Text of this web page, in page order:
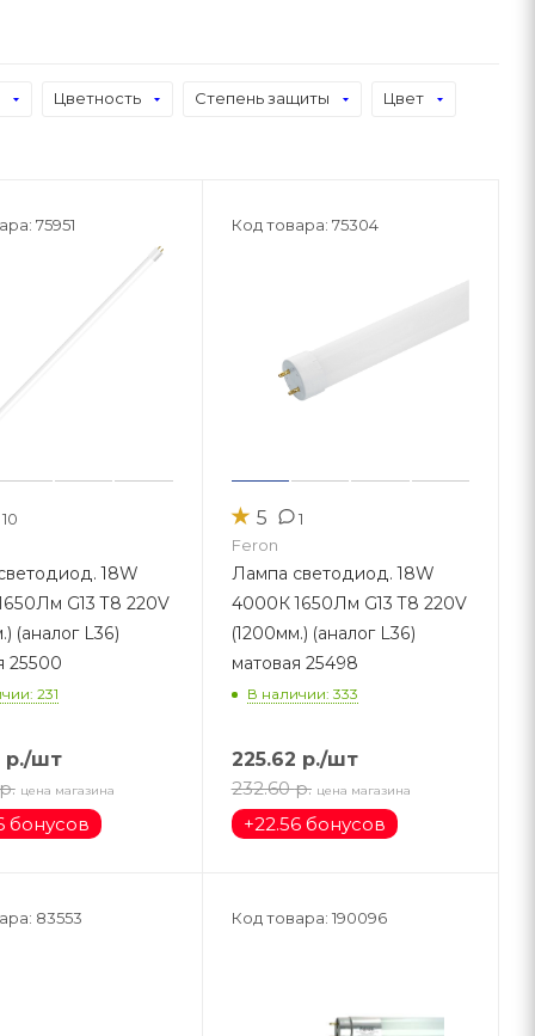
Цветность Степень защиты Цвет
75951
10
18W
G13 T8 220V
(аналог L36)
25500
231
р./шт
цена магазина
бонусов
Код товара: 75304
★ 5 1
Feron
Лампа светодиод. 18W
4000К 1650Лм G13 T8 220V
(1200мм.) (аналог L36)
матовая 25498
В наличии: 333
225.62 р./шт
232.60 р. цена магазина
+22.56 бонусов
83553 Код товара: 190096